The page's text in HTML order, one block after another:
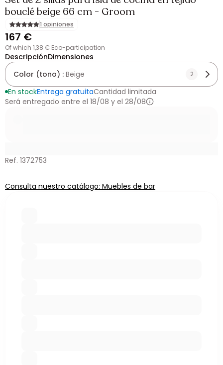
bouclé beige 66 cm - Groom
1 opiniones
167 €
of which 1,38 € Eco-participation
DescripciónDimensiones
Color (tono) : Beige 2
En stockEntrega gratuitaCantidad limitada
Será entregado entre el 18/08 y el 28/08
Ref. 1372753
Consulta nuestro catálogo: Muebles de bar